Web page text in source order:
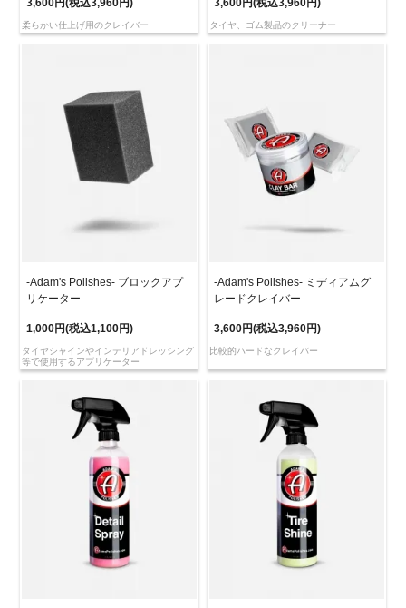
3,600円(税込3,960円)
柔らかい仕上げ用のクレイバー
3,600円(税込3,960円)
タイヤ、ゴム製品のクリーナー
-Adam's Polishes- ブロックアプ
リケーター
1,000円(税込1,100円)
タイヤシャインやインテリアドレッシング
等で使用するアプリケーター
-Adam's Polishes- ミディアムグ
レードクレイバー
3,600円(税込3,960円)
比較的ハードなクレイバー